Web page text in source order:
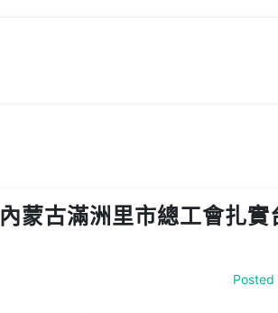
內蒙古滿洲里市總工會扎